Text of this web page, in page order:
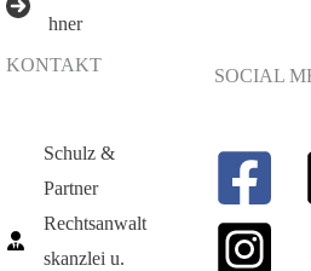
hner
KONTAKT
Schulz &
Partner
Rechtsanwalt
skanzlei u.
SOCIAL